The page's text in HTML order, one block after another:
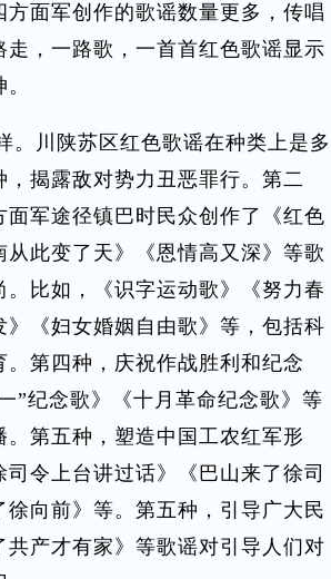
面军创作的歌谣数量更多，传唱
，一路歌，一首首红色歌谣显示
川陕苏区红色歌谣在种类上是多
揭露敌对势力丑恶罪行。第二
军途径镇巴时民众创作了《红色
此变了天》《恩情高又深》等歌
比如，《识字运动歌》《努力春
《妇女婚姻自由歌》等，包括科
第四种，庆祝作战胜利和纪念
”纪念歌》《十月革命纪念歌》等
第五种，塑造中国工农红军形
令上台讲过话》《巴山来了徐司
向前》等。第五种，引导广大民
产才有家》等歌谣对引导人们对